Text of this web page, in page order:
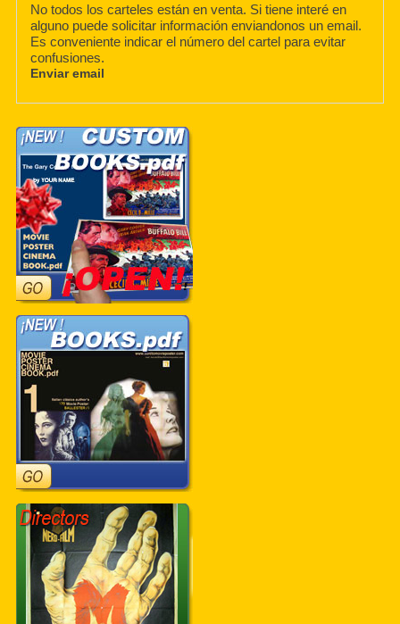
No todos los carteles están en venta. Si tiene interé en
alguno puede solicitar información enviandonos un email.
Es conveniente indicar el número del cartel para evitar
confusiones.
Enviar email